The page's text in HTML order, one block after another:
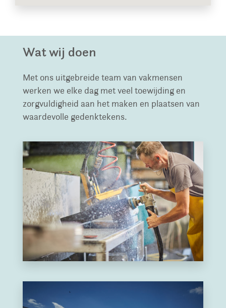
Wat wij doen
Met ons uitgebreide team van vakmensen
werken we elke dag met veel toewijding en
zorgvuldigheid aan het maken en plaatsen van
waardevolle gedenktekens.